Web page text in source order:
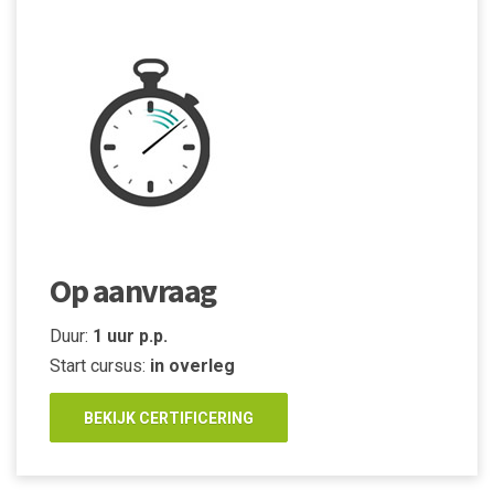
Op aanvraag
Duur: 1 uur p.p.
Start cursus: in overleg
BEKIJK CERTIFICERING